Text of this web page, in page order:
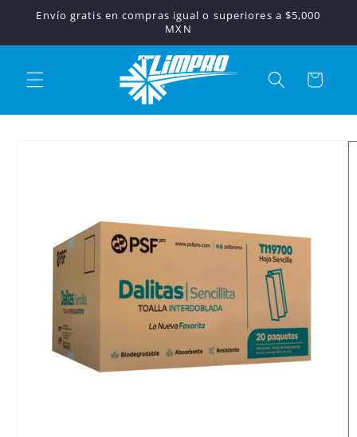
directamente
Envío gratis en compras igual o superiores a $5,000
MXN
Carrito